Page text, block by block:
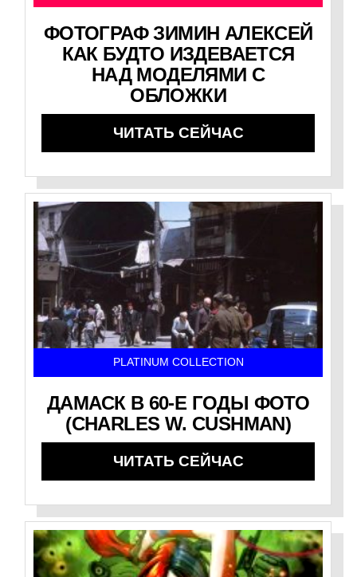
ФОТОГРАФ ЗИМИН АЛЕКСЕЙ
КАК БУДТО ИЗДЕВАЕТСЯ
НАД МОДЕЛЯМИ С
ОБЛОЖКИ
ЧИТАТЬ СЕЙЧАС
PLATINUM COLLECTION
ДАМАСК В 60-Е ГОДЫ ФОТО
(CHARLES W. CUSHMAN)
ЧИТАТЬ СЕЙЧАС